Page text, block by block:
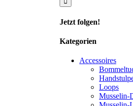
Jetzt folgen!
Kategorien
Accessoires
Loops
Musselin-